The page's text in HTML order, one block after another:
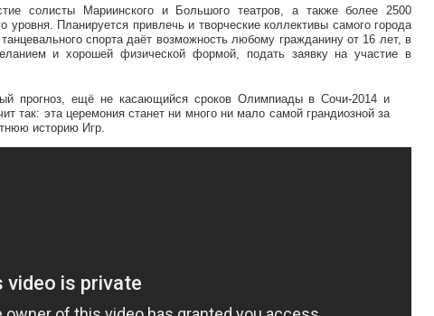
солисты Мариинского и Большого театров, а также более 2500
уровня. Планируется привлечь и творческие коллективы самого города
спорта даёт возможность любому гражданину от 16 лет, в
и хорошей физической формой, подать заявку на участие в
прогноз, ещё не касающийся сроков Олимпиады в Сочи-2014 и
так: эта церемония станет ни много ни мало самой грандиозной за
историю Игр.